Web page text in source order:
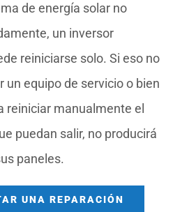
de energía solar no
un inversor
reiniciarse solo. Si eso no
un equipo de servicio o bien
reiniciar manualmente el
puedan salir, no producirá
paneles.
UNA REPARACIÓN